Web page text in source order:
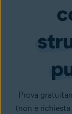
Prova
(non è